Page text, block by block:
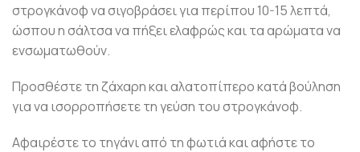
στρογκάνοφ να σιγοβράσει για περίπου 10-15 λεπτά,
ώσπου η σάλτσα να πήξει ελαφρώς και τα αρώματα να
ενσωματωθούν.
Προσθέστε τη ζάχαρη και αλατοπίπερο κατά βούληση
για να ισορροπήσετε τη γεύση του στρογκάνοφ.
Αφαιρέστε το τηγάνι από τη φωτιά και αφήστε το